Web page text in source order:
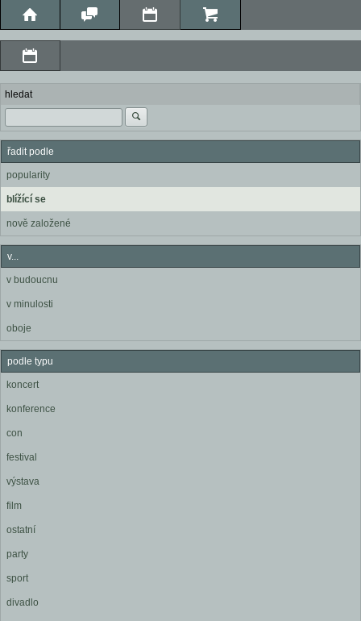
hledat
řadit podle
popularity
blížící se
nově založené
v...
v budoucnu
v minulosti
oboje
podle typu
koncert
konference
con
festival
výstava
film
ostatní
party
sport
divadlo